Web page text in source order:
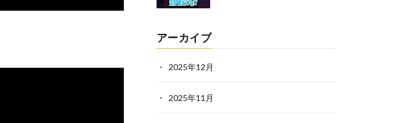
アーカイブ
2025年12月
2025年11月